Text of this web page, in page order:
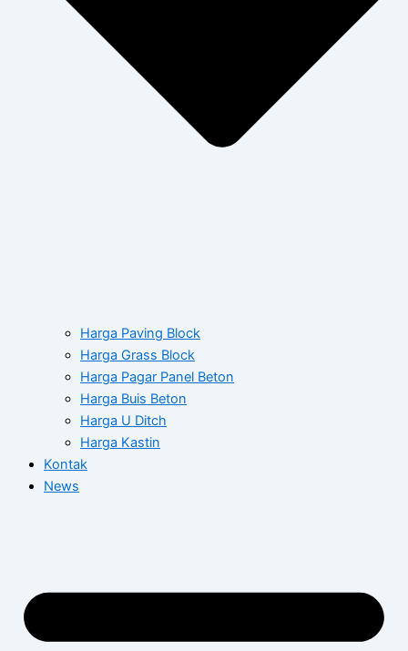
Harga Paving Block
Harga Grass Block
Harga Pagar Panel Beton
Harga Buis Beton
Harga U Ditch
Harga Kastin
Kontak
News